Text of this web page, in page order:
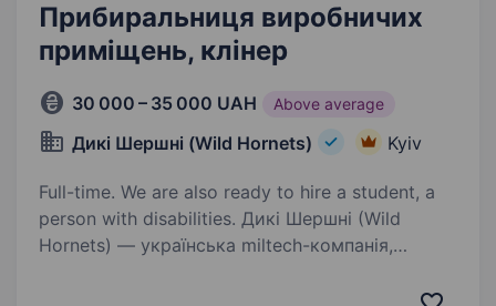
Прибиральниця виробничих
приміщень, клінер
30 000 – 35 000 UAH Above average
Дикі Шершні (Wild Hornets) Kyiv
Full-time. We are also ready to hire a student, a
person with disabilities. Дикі Шершні (Wild
Hornets) — українська miltech-компанія,
на фронті. Наші системи використовуються